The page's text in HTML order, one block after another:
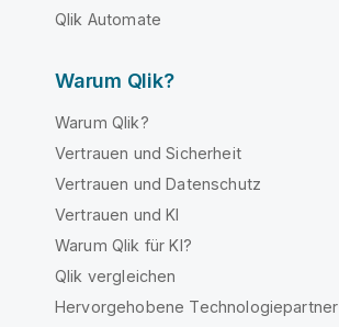
Qlik Automate
Warum Qlik?
Warum Qlik?
Vertrauen und Sicherheit
Vertrauen und Datenschutz
Vertrauen und KI
Warum Qlik für KI?
Qlik vergleichen
Hervorgehobene Technologiepartner